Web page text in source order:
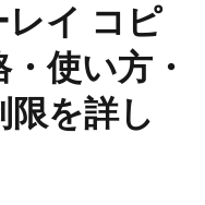
イ コピ
使い方・
限を詳し